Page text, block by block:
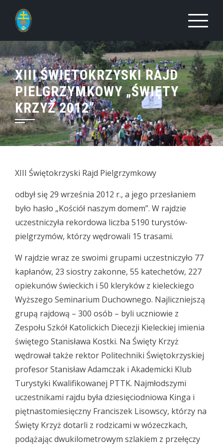
content
XIII ŚWIĘTOKRZYSKI RAJD
PIELGRZYMKOWY „ŚWIĘTY
KRZYŻ 2012”
XIII Świętokrzyski Rajd Pielgrzymkowy
odbył się 29 września 2012 r., a jego przesłaniem
było hasło „Kościół naszym domem”. W rajdzie
uczestniczyła rekordowa liczba 5190 turystów-
pielgrzymów, którzy wędrowali 15 trasami.
W rajdzie wraz ze swoimi grupami uczestniczyło 77
kapłanów, 23 siostry zakonne, 55 katechetów, 227
opiekunów świeckich i 50 kleryków z kieleckiego
Wyższego Seminarium Duchownego. Najliczniejszą
grupą rajdową – 300 osób – byli uczniowie z
Zespołu Szkół Katolickich Diecezji Kieleckiej imienia
świętego Stanisława Kostki. Na Święty Krzyż
wędrował także rektor Politechniki Świętokrzyskiej
profesor Stanisław Adamczak i Akademicki Klub
Turystyki Kwalifikowanej PTTK. Najmłodszymi
uczestnikami rajdu była dziesięciodniowa Kinga i
piętnastomiesięczny Franciszek Lisowscy, którzy na
Święty Krzyż dotarli z rodzicami w wózeczkach,
podążając dwukilometrowym szlakiem z przełęczy